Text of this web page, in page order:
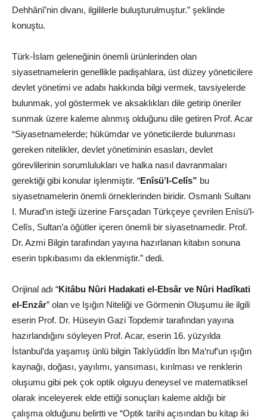
Dehhânî’nin divanı, ilgililerle buluşturulmuştur.” şeklinde
konuştu.
Türk-İslam geleneğinin önemli ürünlerinden olan
siyasetnamelerin genellikle padişahlara, üst düzey yöneticilere
devlet yönetimi ve adabı hakkında bilgi vermek, tavsiyelerde
bulunmak, yol göstermek ve aksaklıkları dile getirip öneriler
sunmak üzere kaleme alınmış olduğunu dile getiren Prof. Acar
“Siyasetnamelerde; hükümdar ve yöneticilerde bulunması
gereken nitelikler, devlet yönetiminin esasları, devlet
görevlilerinin sorumlulukları ve halka nasıl davranmaları
gerektiği gibi konular işlenmiştir. “Enîsü’l-Celîs” bu
siyasetnamelerin önemli örneklerinden biridir. Osmanlı Sultanı
I. Murad’ın isteği üzerine Farsçadan Türkçeye çevrilen Enîsü’l-
Celîs, Sultan’a öğütler içeren önemli bir siyasetnamedir. Prof.
Dr. Azmi Bilgin tarafından yayına hazırlanan kitabın sonuna
eserin tıpkıbasımı da eklenmiştir.” dedi.
Orijinal adı “Kitâbu Nûri Hadakati el-Ebsâr ve Nûri Hadîkati
el-Enzâr” olan ve Işığın Niteliği ve Görmenin Oluşumu ile ilgili
eserin Prof. Dr. Hüseyin Gazi Topdemir tarafından yayına
hazırlandığını söyleyen Prof. Acar, eserin 16. yüzyılda
İstanbul’da yaşamış ünlü bilgin Takîyüddîn İbn Ma‘ruf’un ışığın
kaynağı, doğası, yayılımı, yansıması, kırılması ve renklerin
oluşumu gibi pek çok optik olguyu deneysel ve matematiksel
olarak inceleyerek elde ettiği sonuçları kaleme aldığı bir
çalışma olduğunu belirtti ve “Optik tarihi açısından bu kitap iki